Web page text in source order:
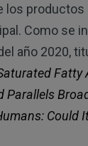
los productos
Como se
año 2020,
Fatty
Parallels
Could